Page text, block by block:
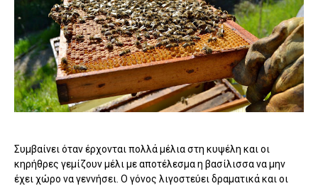
Συμβαίνει όταν έρχονται πολλά μέλια στη κυψέλη και οι
κηρήθρες γεμίζουν μέλι με αποτέλεσμα η βασίλισσα να μην
έχει χώρο να γεννήσει. Ο γόνος λιγοστεύει δραματικά και οι